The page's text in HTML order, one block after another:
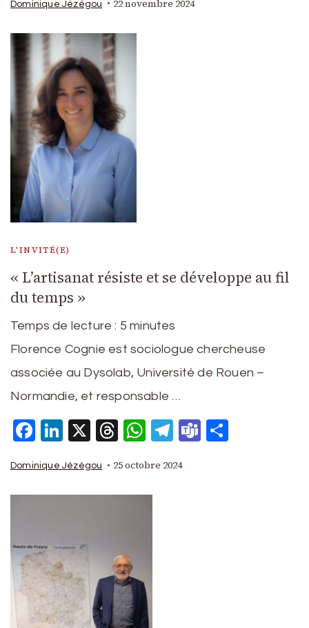
Dominique Jézégou 22 novembre 2024
L'INVITÉ(E)
« L’artisanat résiste et se développe au fil
du temps »
Temps de lecture : 5 minutes
Florence Cognie est sociologue chercheuse
associée au Dysolab, Université de Rouen –
Normandie, et responsable …
Facebook
LinkedIn
X Threads
WhatsApp
Telegram
Teams
Dominique Jézégou 25 octobre 2024